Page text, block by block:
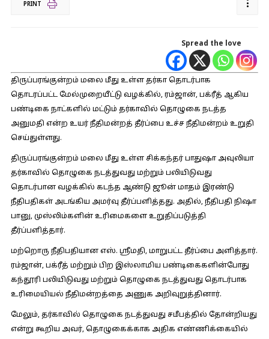
PRINT
Spread the love
திருப்பரங்குன்றம் மலை மீது உள்ள தர்கா தொடர்பாக
தொடரப்பட்ட மேல்முறையீட்டு வழக்கில், ரம்ஜான், பக்ரீத் ஆகிய
பண்டிகை நாட்களில் மட்டும் தர்காவில் தொழுகை நடத்த
அனுமதி என்ற உயர் நீதிமன்றத் தீர்ப்பை உச்ச நீதிமன்றம் உறுதி
செய்துள்ளது.
திருப்பரங்குன்றம் மலை மீது உள்ள சிக்கந்தர் பாதுஷா அவுலியா
தர்காவில் தொழுகை நடத்துவது மற்றும் பலியிடுவது
தொடர்பான வழக்கில் கடந்த ஆண்டு ஜூன் மாதம் இரண்டு
நீதிபதிகள் அடங்கிய அமர்வு தீர்ப்பளித்தது. அதில், நீதிபதி நிஷா
பானு, முஸ்லிம்களின் உரிமைகளை உறுதிப்படுத்தி
தீர்ப்பளித்தார்.
மற்றொரு நீதிபதியான எஸ். ஸ்ரீமதி, மாறுபட்ட தீர்ப்பை அளித்தார்.
ரம்ஜான், பக்ரீத் மற்றும் பிற இஸ்லாமிய பண்டிகைகளின்போது
கந்தூரி பலியிடுவது மற்றும் தொழுகை நடத்துவது தொடர்பாக
உரிமையியல் நீதிமன்றத்தை அணுக அறிவுறுத்தினார்.
மேலும், தர்காவில் தொழுகை நடத்துவது சமீபத்தில் தோன்றியது
என்று கூறிய அவர், தொழுகைக்காக அதிக எண்ணிக்கையில்